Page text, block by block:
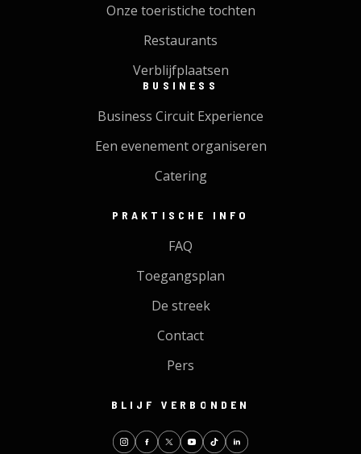
Onze toeristiche tochten
Restaurants
Verblijfplaatsen
BUSINESS
Business Circuit Experience
Een evenement organiseren
Catering
PRAKTISCHE INFO
FAQ
Toegangsplan
De streek
Contact
Pers
BLIJF VERBONDEN